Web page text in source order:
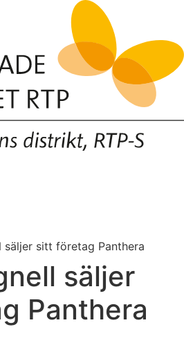
säljer sitt företag Panthera
säljer
Panthera